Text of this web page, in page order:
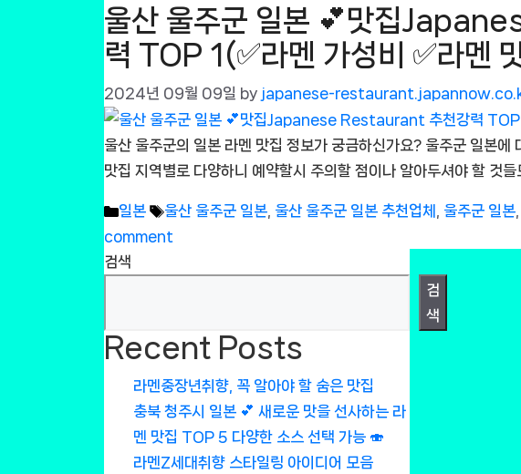
울산 울주군 일본 💕맛집
력 TOP 1(✅라멘 가성비 ✅라멘
2024년 09월 09일 by japanese-
울산 울주군의 일본 라멘 맛집 정보가 궁금하신가요? 울주군 일본에
맛집 지역별로 다양하니 예약할시 주의할 점이나 알아두셔야 할 것들
Categories
일본 Tags
울산 울주군 일본 울산 울주군 일본 추천업체 울주군 일본
comment
검색
검
색
Recent Posts
라멘중장년취향, 꼭 알아야 할 숨은 맛집
충북 청주시 일본 💕 새로운 맛을 선사하는 라
멘 맛집 TOP 5 다양한 소스 선택 가능 🍣
라멘Z세대취향 스타일링 아이디어 모음